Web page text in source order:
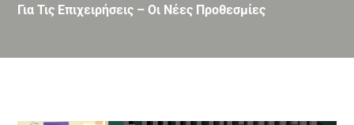
Για Τις Επιχειρήσεις – Οι Νέες Προθεσμίες